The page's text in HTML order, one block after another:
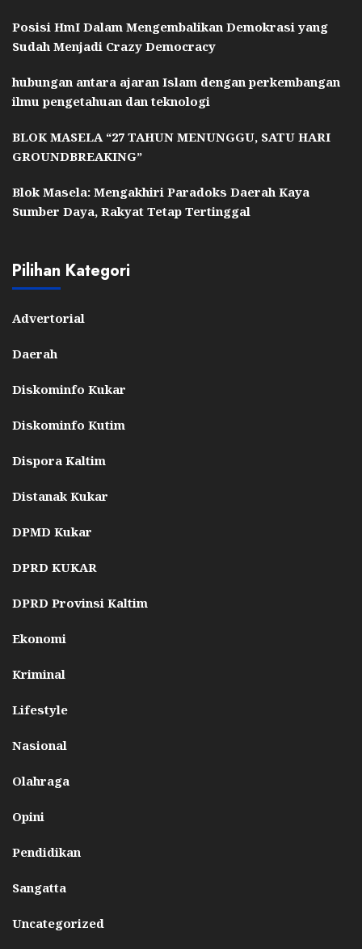
Posisi HmI Dalam Mengembalikan Demokrasi yang
Sudah Menjadi Crazy Democracy
hubungan antara ajaran Islam dengan perkembangan
ilmu pengetahuan dan teknologi
BLOK MASELA “27 TAHUN MENUNGGU, SATU HARI
GROUNDBREAKING”
Blok Masela: Mengakhiri Paradoks Daerah Kaya
Sumber Daya, Rakyat Tetap Tertinggal
Pilihan Kategori
Advertorial
Daerah
Diskominfo Kukar
Diskominfo Kutim
Dispora Kaltim
Distanak Kukar
DPMD Kukar
DPRD KUKAR
DPRD Provinsi Kaltim
Ekonomi
Kriminal
Lifestyle
Nasional
Olahraga
Opini
Pendidikan
Sangatta
Uncategorized